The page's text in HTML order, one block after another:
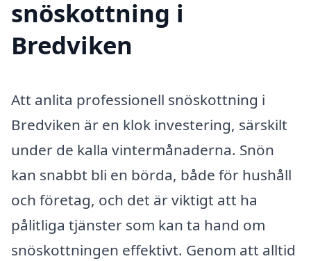
snöskottning i
Bredviken
Att anlita professionell snöskottning i
Bredviken är en klok investering, särskilt
under de kalla vintermånaderna. Snön
kan snabbt bli en börda, både för hushåll
och företag, och det är viktigt att ha
pålitliga tjänster som kan ta hand om
snöskottningen effektivt. Genom att alltid